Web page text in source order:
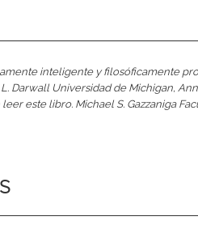
inteligente y filosóficamente
L. Darwall Universidad de Michigan,
este libro. Michael S. Gazzaniga